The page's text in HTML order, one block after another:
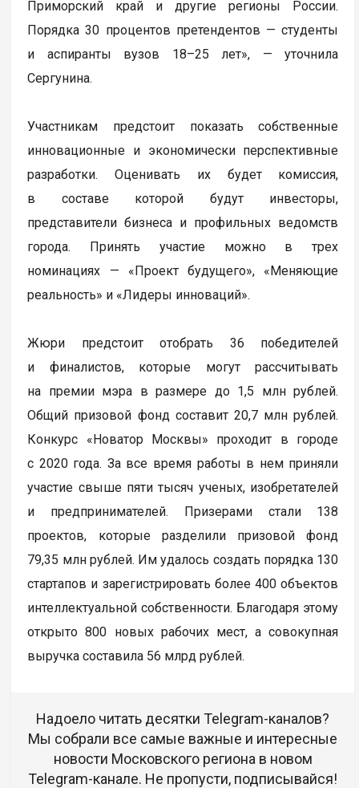
Приморский край и другие регионы России.
Порядка 30 процентов претендентов — студенты
и аспиранты вузов 18–25 лет», — уточнила
Сергунина.
Участникам предстоит показать собственные
инновационные и экономически перспективные
разработки. Оценивать их будет комиссия,
в составе которой будут инвесторы,
представители бизнеса и профильных ведомств
города. Принять участие можно в трех
номинациях — «Проект будущего», «Меняющие
реальность» и «Лидеры инноваций».
Жюри предстоит отобрать 36 победителей
и финалистов, которые могут рассчитывать
на премии мэра в размере до 1,5 млн рублей.
Общий призовой фонд составит 20,7 млн рублей.
Конкурс «Новатор Москвы» проходит в городе
с 2020 года. За все время работы в нем приняли
участие свыше пяти тысяч ученых, изобретателей
и предпринимателей. Призерами стали 138
проектов, которые разделили призовой фонд
79,35 млн рублей. Им удалось создать порядка 130
стартапов и зарегистрировать более 400 объектов
интеллектуальной собственности. Благодаря этому
открыто 800 новых рабочих мест, а совокупная
выручка составила 56 млрд рублей.
Надоело читать десятки Telegram-каналов?
Мы собрали все самые важные и интересные
новости Московского региона в новом
Telegram-канале. Не пропусти, подписывайся!